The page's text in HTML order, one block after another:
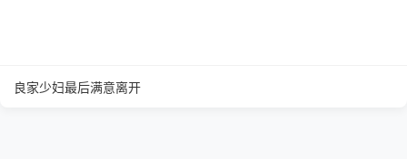
良家少妇最后满意离开